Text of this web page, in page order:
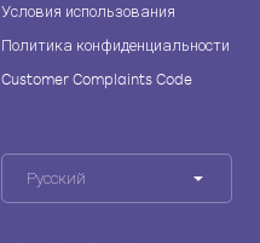
Условия использования
Политика конфиденциальности
Customer Complaints Code
Русский